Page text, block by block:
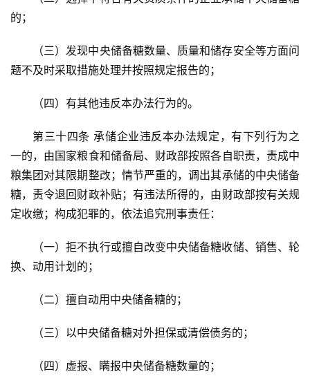
的；
（三）发现中央储备糖数量、质量和储存安全等方面问
题不及时采取措施处理并按照规定报告的；
（四）有其他违反本办法行为的。
第三十四条 承储企业违反本办法规定，有下列行为之
一的，由国家粮食和储备局、财政部按照各自职责，责成中
粮集团对其限期整改；情节严重的，调出其承储的中央储备
糖，责令退回财政补贴；有违法所得的，由财政部按有关规
定收缴；构成犯罪的，依法追究刑事责任：
（一）拒不执行或擅自改变中央储备糖收储、销售、轮
换、动用计划的；
（二）擅自动用中央储备糖的；
（三）以中央储备糖对外担保或清偿债务的；
（四）虚报、瞒报中央储备糖数量的；